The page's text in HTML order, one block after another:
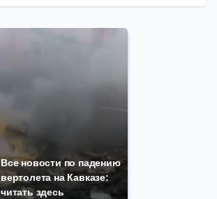
Все новости по падению
вертолета на Кавказе:
читать здесь